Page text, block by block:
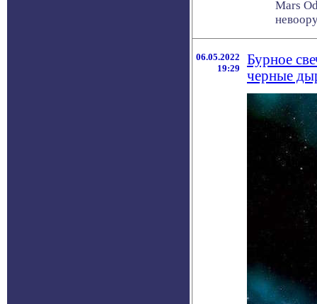
Mars
06.05.2022
19:29
Бурное
черные